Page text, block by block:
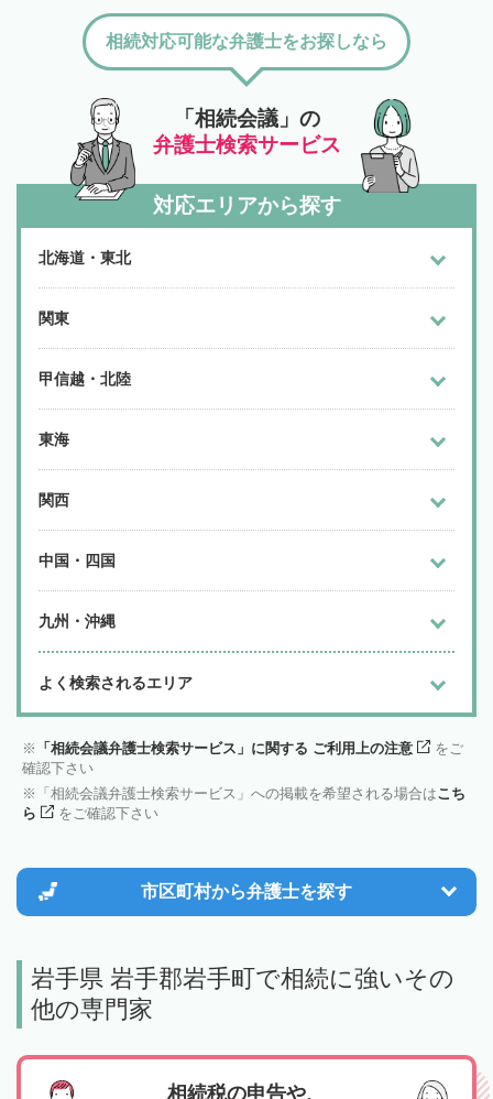
「相続会議」の
弁護士検索サービス
相続対応可能な弁護士をお探しなら
対応エリアから探す
北海道・東北
関東
甲信越・北陸
東海
関西
中国・四国
九州・沖縄
よく検索されるエリア
「相続会議弁護士検索サービス」に関する ご利用上の注意
をご
確認下さい
「相続会議弁護士検索サービス」への掲載を希望される場合はこち
ら
をご確認下さい
市区町村から弁護士を探す
岩手県 岩手郡岩手町で相続に強いその
他の専門家
相続税の申告や、